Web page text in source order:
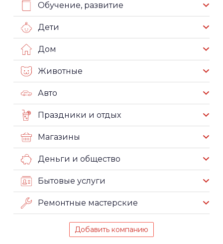
Обучение, развитие
Дети
Дом
Животные
Авто
Праздники и отдых
Магазины
Деньги и общество
Бытовые услуги
Ремонтные мастерские
Добавить компанию